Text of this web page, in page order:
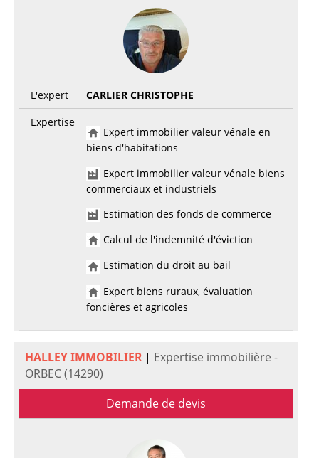
L'expert
CARLIER CHRISTOPHE
Expertise
Expert immobilier valeur vénale en
biens d'habitations
Expert immobilier valeur vénale biens
commerciaux et industriels
Estimation des fonds de commerce
Calcul de l'indemnité d'éviction
Estimation du droit au bail
Expert biens ruraux, évaluation
foncières et agricoles
HALLEY IMMOBILIER| Expertise immobilière -
ORBEC (14290)
Demande de devis